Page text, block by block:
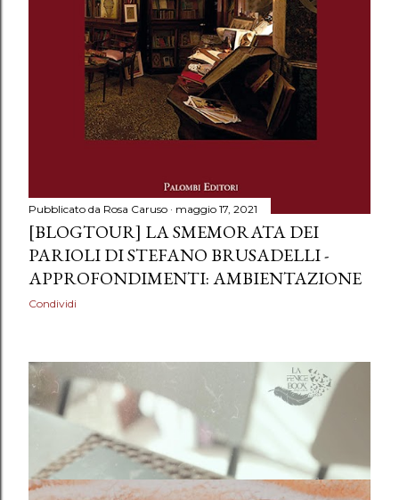
Pubblicato da Rosa Caruso maggio 17, 2021
[BLOGTOUR] LA SMEMORATA DEI
PARIOLI DI STEFANO BRUSADELLI -
APPROFONDIMENTI: AMBIENTAZIONE
Condividi